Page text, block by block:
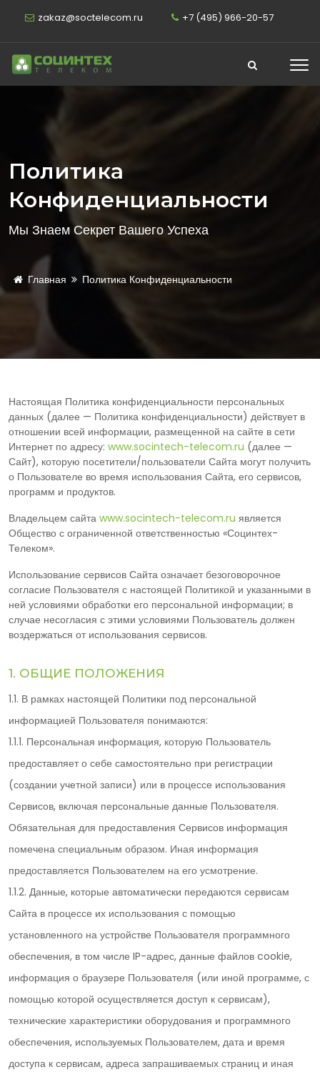
zakaz@soctelecom.ru +7 (495) 966-20-57
Политика
Конфиденциальности
Мы Знаем Секрет Вашего Успеха
Главная Политика Конфиденциальности
Настоящая Политика конфиденциальности персональных
данных (далее — Политика конфиденциальности) действует в
отношении всей информации, размещенной на сайте в сети
Интернет по адресу: www.socintech-telecom.ru (далее —
Сайт), которую посетители/пользователи Сайта могут получить
о Пользователе во время использования Сайта, его сервисов,
программ и продуктов.
Владельцем сайта www.socintech-telecom.ru является
Общество с ограниченной ответственностью «Социнтех-
Телеком».
Использование сервисов Сайта означает безоговорочное
согласие Пользователя с настоящей Политикой и указанными в
ней условиями обработки его персональной информации; в
случае несогласия с этими условиями Пользователь должен
воздержаться от использования сервисов.
1. ОБЩИЕ ПОЛОЖЕНИЯ
1.1. В рамках настоящей Политики под персональной
информацией Пользователя понимаются:
1.1.1. Персональная информация, которую Пользователь
предоставляет о себе самостоятельно при регистрации
(создании учетной записи) или в процессе использования
Сервисов, включая персональные данные Пользователя.
Обязательная для предоставления Сервисов информация
помечена специальным образом. Иная информация
предоставляется Пользователем на его усмотрение.
1.1.2. Данные, которые автоматически передаются сервисам
Сайта в процессе их использования с помощью
установленного на устройстве Пользователя программного
обеспечения, в том числе IP-адрес, данные файлов cookie,
информация о браузере Пользователя (или иной программе, с
помощью которой осуществляется доступ к сервисам),
технические характеристики оборудования и программного
обеспечения, используемых Пользователем, дата и время
доступа к сервисам, адреса запрашиваемых страниц и иная